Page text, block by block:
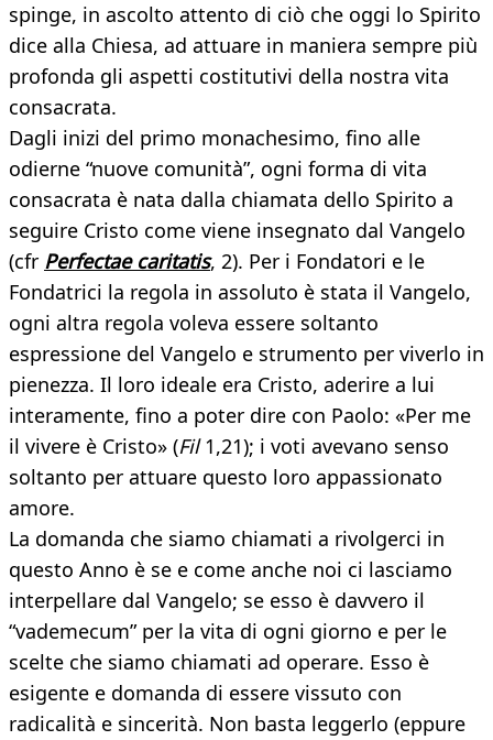
spinge, in ascolto attento di ciò che oggi lo Spirito
dice alla Chiesa, ad attuare in maniera sempre più
profonda gli aspetti costitutivi della nostra vita
consacrata.
Dagli inizi del primo monachesimo, fino alle
odierne “nuove comunità”, ogni forma di vita
consacrata è nata dalla chiamata dello Spirito a
seguire Cristo come viene insegnato dal Vangelo
(cfr Perfectae caritatis, 2). Per i Fondatori e le
Fondatrici la regola in assoluto è stata il Vangelo,
ogni altra regola voleva essere soltanto
espressione del Vangelo e strumento per viverlo in
pienezza. Il loro ideale era Cristo, aderire a lui
interamente, fino a poter dire con Paolo: «Per me
il vivere è Cristo» (Fil1,21); i voti avevano senso
soltanto per attuare questo loro appassionato
amore.
La domanda che siamo chiamati a rivolgerci in
questo Anno è se e come anche noi ci lasciamo
interpellare dal Vangelo; se esso è davvero il
“vademecum” per la vita di ogni giorno e per le
scelte che siamo chiamati ad operare. Esso è
esigente e domanda di essere vissuto con
radicalità e sincerità. Non basta leggerlo (eppure